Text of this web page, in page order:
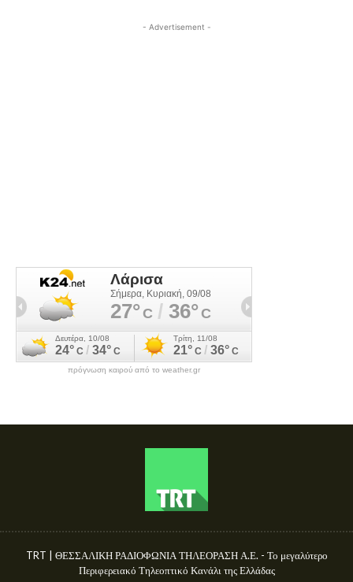
- Advertisement -
πρόγνωση καιρού από το weather.gr
TRT | ΘΕΣΣΑΛΙΚΗ ΡΑΔΙΟΦΩΝΙΑ ΤΗΛΕΟΡΑΣΗ Α.Ε. - Το μεγαλύτερο
Περιφερειακό Τηλεοπτικό Κανάλι της Ελλάδας